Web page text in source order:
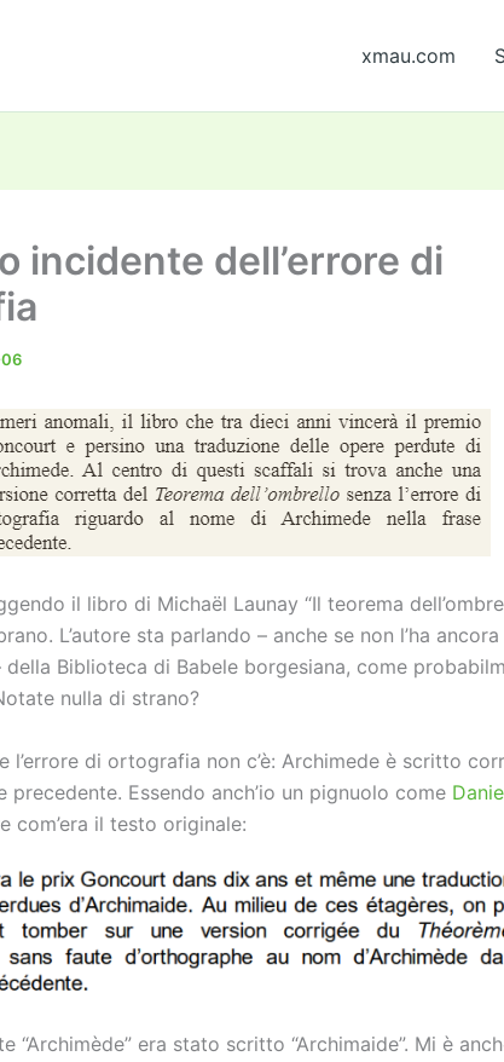
xmau.com
incidente dell’errore di
il libro di Michaël Launay “Il teorema
L’autore sta parlando – anche se non l’ha
della Biblioteca di Babele borgesiana, come
nulla di strano?
l’errore di ortografia non c’è: Archimede è scritto
precedente. Essendo anch’io un pignuolo come
com’era il testo originale:
“Archimède” era stato scritto “Archimaide”. Mi è